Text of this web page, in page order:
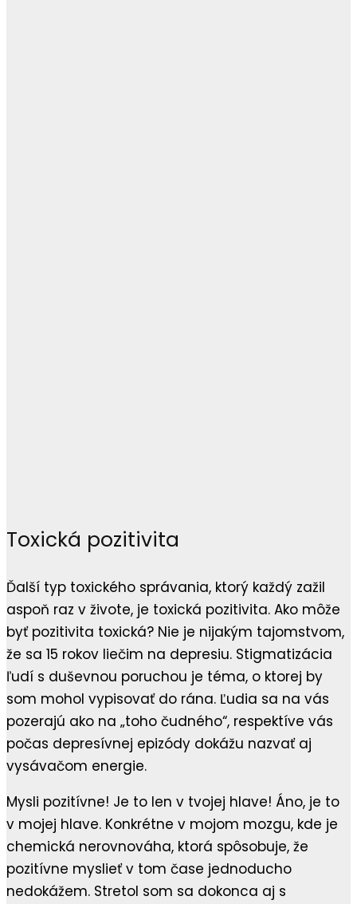
Toxická pozitivita
Ďalší typ toxického správania, ktorý každý zažil
aspoň raz v živote, je toxická pozitivita. Ako môže
byť pozitivita toxická? Nie je nijakým tajomstvom,
že sa 15 rokov liečim na depresiu. Stigmatizácia
ľudí s duševnou poruchou je téma, o ktorej by
som mohol vypisovať do rána. Ľudia sa na vás
pozerajú ako na „toho čudného“, respektíve vás
počas depresívnej epizódy dokážu nazvať aj
vysávačom energie.
Mysli pozitívne! Je to len v tvojej hlave! Áno, je to
v mojej hlave. Konkrétne v mojom mozgu, kde je
chemická nerovnováha, ktorá spôsobuje, že
pozitívne myslieť v tom čase jednoducho
nedokážem. Stretol som sa dokonca aj s